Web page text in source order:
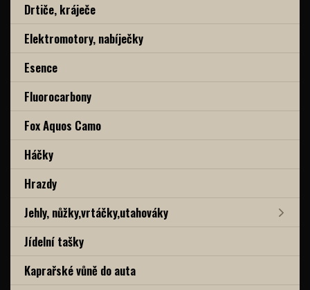
Drtiče, kráječe
Elektromotory, nabíječky
Esence
Fluorocarbony
Fox Aquos Camo
Háčky
Hrazdy
Jehly, nůžky,vrtáčky,utahováky
Jídelní tašky
Kaprařské vůně do auta